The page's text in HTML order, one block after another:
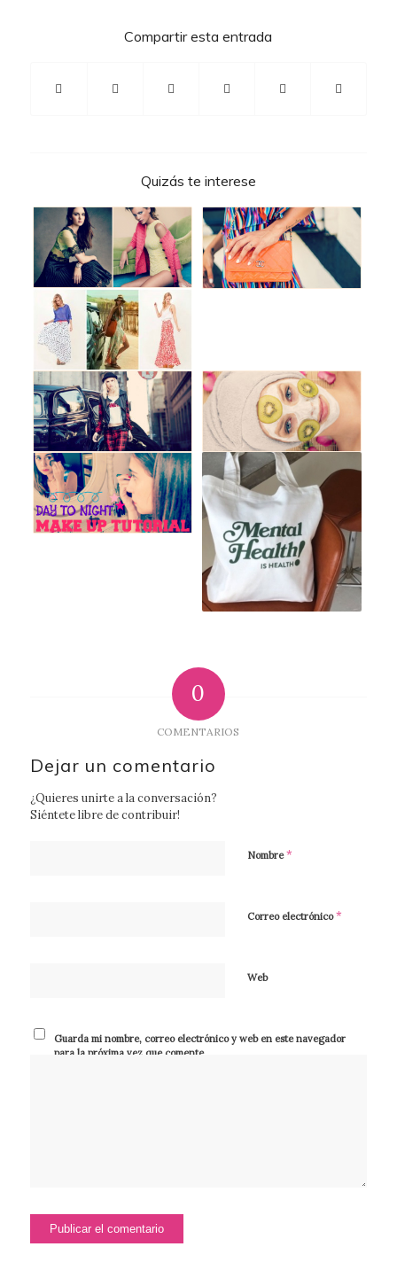
Compartir esta entrada
Quizás te interese
0
COMENTARIOS
Dejar un comentario
¿Quieres unirte a la conversación?
Siéntete libre de contribuir!
Nombre*
Correo electrónico*
Web
Guarda mi nombre, correo electrónico y web en este navegador
para la próxima vez que comente.